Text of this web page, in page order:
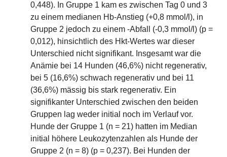
0,448). In Gruppe 1 kam es zwischen Tag 0 und 3
zu einem medianen Hb-Anstieg (+0,8 mmol/l), in
Gruppe 2 jedoch zu einem -Abfall (-0,3 mmol/l) (p =
0,012), hinsichtlich des Hkt-Wertes war dieser
Unterschied nicht signifikant. Insgesamt war die
Anämie bei 14 Hunden (46,6%) nicht regenerativ,
bei 5 (16,6%) schwach regenerativ und bei 11
(36,6%) mässig bis stark regenerativ. Ein
signifikanter Unterschied zwischen den beiden
Gruppen lag weder initial noch im Verlauf vor.
Hunde der Gruppe 1 (n = 21) hatten im Median
initial höhere Leukozytenzahlen als Hunde der
Gruppe 2 (n = 8) (p = 0,237). Bei Hunden der